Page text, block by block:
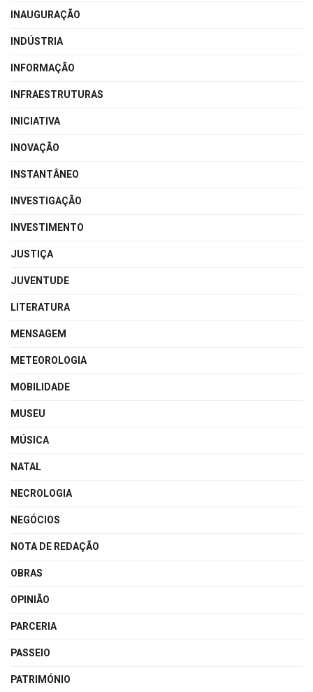
INAUGURAÇÃO
INDÚSTRIA
INFORMAÇÃO
INFRAESTRUTURAS
INICIATIVA
INOVAÇÃO
INSTANTÂNEO
INVESTIGAÇÃO
INVESTIMENTO
JUSTIÇA
JUVENTUDE
LITERATURA
MENSAGEM
METEOROLOGIA
MOBILIDADE
MUSEU
MÚSICA
NATAL
NECROLOGIA
NEGÓCIOS
NOTA DE REDAÇÃO
OBRAS
OPINIÃO
PARCERIA
PASSEIO
PATRIMÓNIO